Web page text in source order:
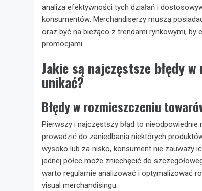
analiza efektywności tych działań i
konsumentów. Merchandiserzy muszą
oraz być na bieżąco z trendami rynkowymi,
promocjami.
Jakie są najczęstsze błędy
unikać?
Błędy w rozmieszczeniu
Pierwszy i najczęstszy błąd to
prowadzić do zaniedbania niektórych
wysoko lub za nisko, konsument nie zauważy
jednej półce może zniechęcić do
warto regularnie analizować i optymalizować
visual merchandisingu.